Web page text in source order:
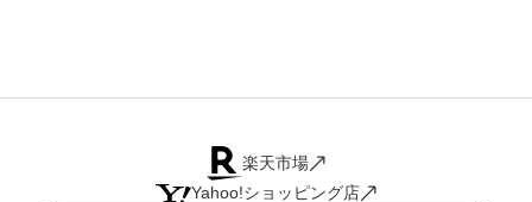
楽天市場
Yahoo!ショッピング店